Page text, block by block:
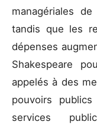
managériales
tandis que les
dépenses
Shakespeare
appelés à des
pouvoirs
services